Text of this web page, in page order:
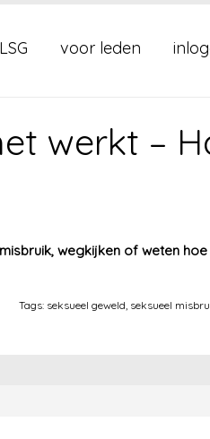
voor leden
werkt –
wegkijken of weten
Tags: seksueel geweld, seksueel